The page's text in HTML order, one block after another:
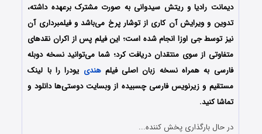
دیمانت رادیا و ریتش سیدوانی به صورت مشترک برعهده داشته،
تدوین و ویرایش آن کاری از توشار پرخ می‌باشد و فیلمبرداری آن
نیز توسط جی اوزا انجام شده است؛ این فیلم پس از اکران نقدهای
متفاوتی از سوی منتقدان دریافت کرد؛ شما می‌توانید نسخه دوبله
فارسی به همراه نسخه زبان اصلی فیلمهندی یودرا را با ‌لینک
مستقیم و زیرنویس فارسی چسبیده از وبسایت دوستی‌ها دانلود و
تماشا کنید.
در حال بارگذاری پخش کننده...